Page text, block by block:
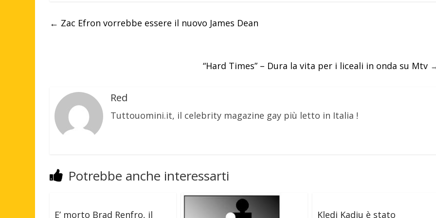
← Zac Efron vorrebbe essere il nuovo James Dean
“Hard Times” – Dura la vita per i liceali in onda su Mtv
Red
Tuttouomini.it, il celebrity magazine gay più letto in Italia !
Potrebbe anche interessarti
E’ morto Brad Renfro, il Kledi Kadiu è stato